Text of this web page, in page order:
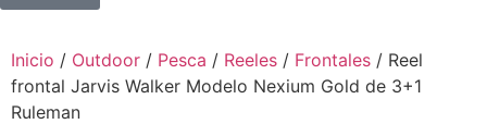
Inicio / Outdoor / Pesca / Reeles / Frontales / Reel
frontal Jarvis Walker Modelo Nexium Gold de 3+1
Ruleman